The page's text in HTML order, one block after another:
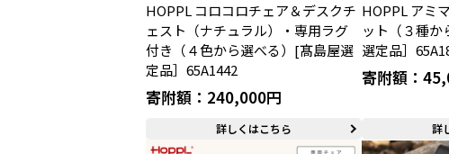
HOPPL コロコロチェア＆デスクチ
ェスト（ナチュラル）・専用ラグ
付き（４色から選べる）[髙島屋選
定品］65A1442
寄附額：240,000円
詳しくはこちら
HOPPL アミ
ット（３種
選定品］
寄附額：
詳